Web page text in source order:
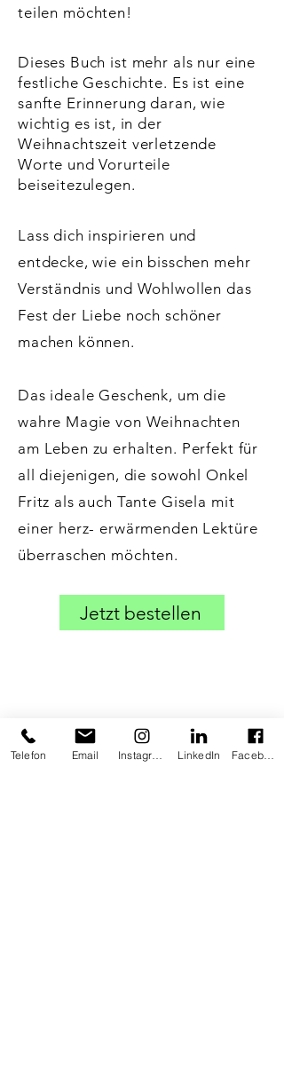
teilen möchten!
Dieses Buch ist mehr als nur eine
festliche Geschichte. Es ist eine
sanfte Erinnerung daran, wie
wichtig es ist, in der
Weihnachtszeit verletzende
Worte und Vorurteile
beiseitezulegen.
Lass dich inspirieren und
entdecke, wie ein bisschen mehr
Verständnis und Wohlwollen das
Fest der Liebe noch schöner
machen können.
Das ideale Geschenk, um die
wahre Magie von Weihnachten
am Leben zu erhalten. Perfekt für
all diejenigen, die sowohl Onkel
Fritz als auch Tante Gisela mit
einer herz- erwärmenden Lektüre
überraschen möchten.
Jetzt bestellen
Telefon Email LinkedIn